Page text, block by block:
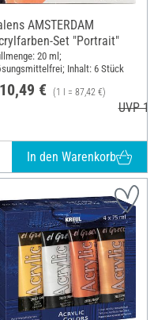
AMSTERDAM
Set "Portrait"
20 ml;
Inhalt: 6 Stück
€ (1 l = 87,42 €)
UVP
In den Warenkorb